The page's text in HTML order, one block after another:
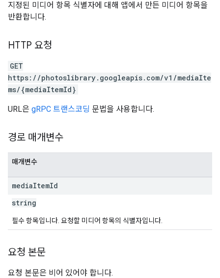
지정된 미디어 항목 식별자에 대해 앱에서 만든 미디어 항목을
반환합니다.
HTTP 요청
GET
https://photoslibrary.googleapis.com/v1/mediaIte
ms/{mediaItemId}
URL은 gRPC 트랜스코딩 문법을 사용합니다.
경로 매개변수
매개변수
mediaItemId
string
필수 항목입니다. 요청할 미디어 항목의 식별자입니다.
요청 본문
요청 본문은 비어 있어야 합니다.